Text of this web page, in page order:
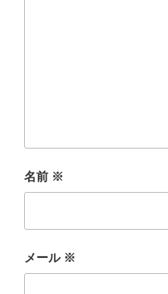
名前 ※
メール ※